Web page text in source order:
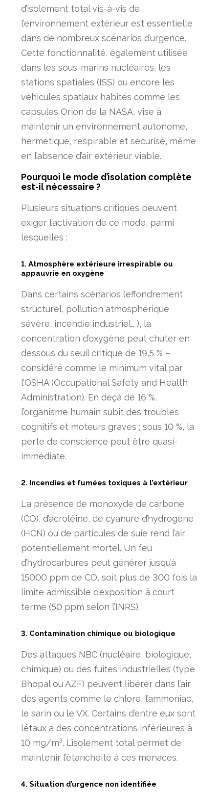
d’isolement total vis-à-vis de
l’environnement extérieur est essentielle
dans de nombreux scénarios d’urgence.
Cette fonctionnalité, également utilisée
dans les sous-marins nucléaires, les
stations spatiales (ISS) ou encore les
véhicules spatiaux habités comme les
capsules Orion de la NASA, vise à
maintenir un environnement autonome,
hermétique, respirable et sécurisé, même
en l’absence d’air extérieur viable.
Pourquoi le mode d’isolation complète
est-il nécessaire ?
Plusieurs situations critiques peuvent
exiger l’activation de ce mode, parmi
lesquelles :
1. Atmosphère extérieure irrespirable ou
appauvrie en oxygène
Dans certains scénarios (effondrement
structurel, pollution atmosphérique
sévère, incendie industriel… ), la
concentration d’oxygène peut chuter en
dessous du seuil critique de 19,5 % –
considéré comme le minimum vital par
l’OSHA (Occupational Safety and Health
Administration). En deçà de 16 %,
l’organisme humain subit des troubles
cognitifs et moteurs graves ; sous 10 %, la
perte de conscience peut être quasi-
immédiate.
2. Incendies et fumées toxiques à l’extérieur
La présence de monoxyde de carbone
(CO), d’acroléine, de cyanure d’hydrogène
(HCN) ou de particules de suie rend l’air
potentiellement mortel. Un feu
d’hydrocarbures peut générer jusqu’à
15000 ppm de CO, soit plus de 300 fois la
limite admissible d’exposition à court
terme (50 ppm selon l’INRS).
3. Contamination chimique ou biologique
Des attaques NBC (nucléaire, biologique,
chimique) ou des fuites industrielles (type
Bhopal ou AZF) peuvent libérer dans l’air
des agents comme le chlore, l’ammoniac,
le sarin ou le VX. Certains d’entre eux sont
létaux à des concentrations inférieures à
10 mg/m³. L’isolement total permet de
maintenir l’étanchéité à ces menaces.
4. Situation d’urgence non identifiée